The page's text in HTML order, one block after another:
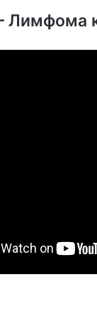
Лимфома